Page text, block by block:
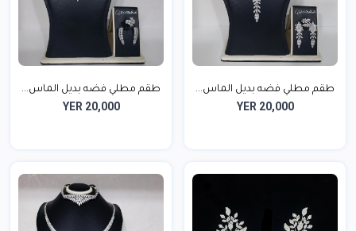
طقم مطلي فضه بديل الماس...
YER 20,000
طقم مطلي فضه بديل الماس...
YER 20,000